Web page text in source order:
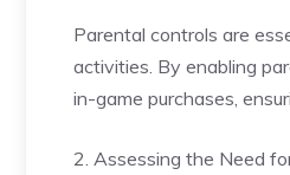
Parental controls are
activities. By enabling
in-game purchases,
2. Assessing the Need